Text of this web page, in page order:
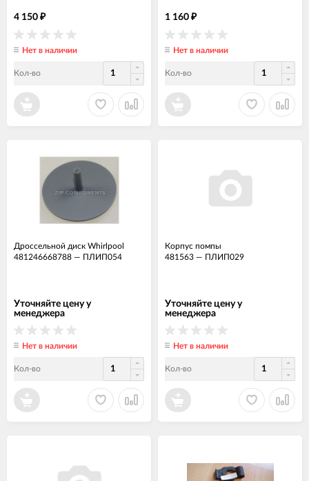
4 150 ₽
Нет в наличии
Кол-во
1 160 ₽
Нет в наличии
Кол-во
Дроссельной диск Whirlpool
481246668788 — ПЛИП054
Уточняйте цену у
менеджера
Нет в наличии
Кол-во
Корпус помпы
481563 — ПЛИП029
Уточняйте цену у
менеджера
Нет в наличии
Кол-во